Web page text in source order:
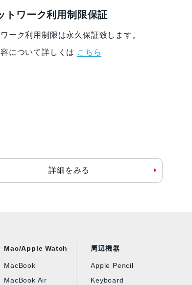
トワーク利用制限保証
ーク利用制限は永久保証致します。
について詳しくは こちら
詳細をみる
Mac/Apple Watch
MacBook
MacBook Air
周辺機器
Apple Pencil
Keyboard